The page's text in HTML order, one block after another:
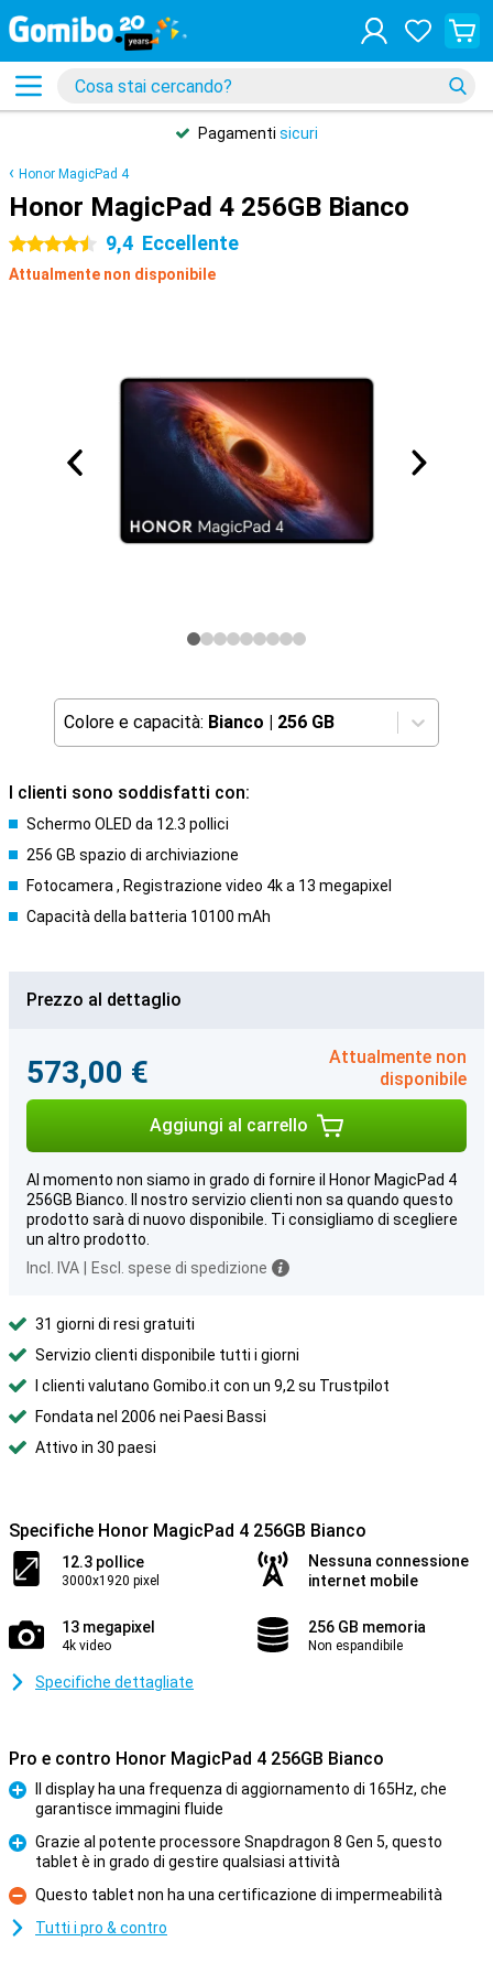
Pagamenti sicuri
Honor MagicPad 4
Honor MagicPad 4 256GB Bianco
4.5 stelle 9,4 Eccellente
Attualmente non disponibile
Colore e capacità: Bianco | 256 GB
I clienti sono soddisfatti con:
Schermo OLED da 12.3 pollici
256 GB spazio di archiviazione
Fotocamera , Registrazione video 4k a 13 megapixel
Capacità della batteria 10100 mAh
Prezzo al dettaglio
573,00 €
Attualmente non
disponibile
Aggiungi al carrello
Al momento non siamo in grado di fornire il Honor MagicPad 4
256GB Bianco. Il nostro servizio clienti non sa quando questo
prodotto sarà di nuovo disponibile. Ti consigliamo di scegliere
un altro prodotto.
Incl. IVA
Escl. spese di spedizione
31 giorni di resi gratuiti
Servizio clienti disponibile tutti i giorni
I clienti valutano Gomibo.it con un 9,2 su Trustpilot
Fondata nel 2006 nei Paesi Bassi
Attivo in 30 paesi
Specifiche Honor MagicPad 4 256GB Bianco
12.3 pollice
3000x1920 pixel
Nessuna connessione
internet mobile
13 megapixel
4k video
256 GB memoria
Non espandibile
Specifiche dettagliate
Pro e contro Honor MagicPad 4 256GB Bianco
Il display ha una frequenza di aggiornamento di 165Hz, che
garantisce immagini fluide
Grazie al potente processore Snapdragon 8 Gen 5, questo
tablet è in grado di gestire qualsiasi attività
Contro
Questo tablet non ha una certificazione di impermeabilità
Tutti i pro & contro